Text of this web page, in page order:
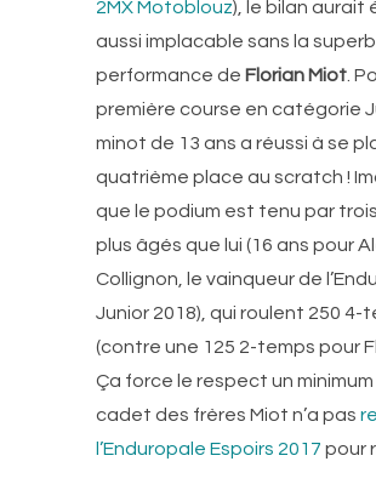
2MX Motoblouz), le bilan aurait
aussi implacable sans la
performance de Florian Miot .
première course en catégorie
minot de 13 ans a réussi à se
quatrième place au scratch !
que le podium est tenu par
plus âgés que lui (16 ans pour
Collignon, le vainqueur de
Junior 2018), qui roulent 250 4-
(contre une 125 2-temps pour
Ça force le respect un minimum
cadet des frères Miot n’a pas
l’Enduropale Espoirs 2017 pour